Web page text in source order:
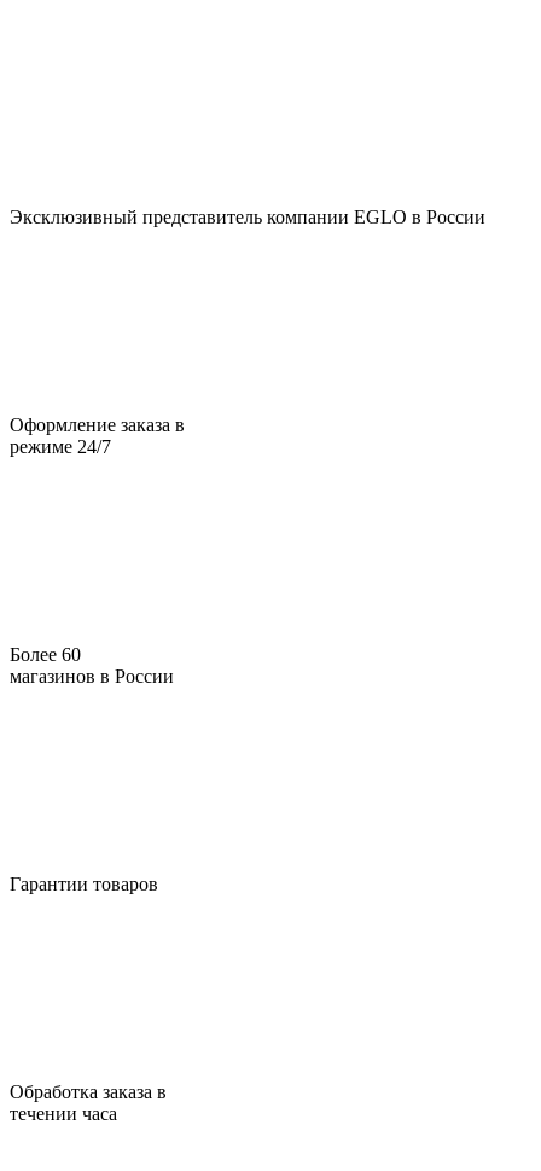
Эксклюзивный представитель компании EGLO в России
Оформление заказа в
режиме 24/7
Более 60
магазинов в России
Гарантии товаров
Обработка заказа в
течении часа